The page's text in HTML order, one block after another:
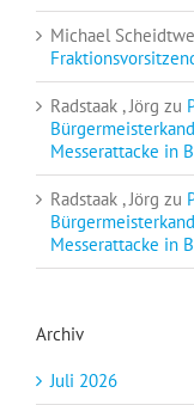
Michael
Radstaak , Jörg zu
Messerattacke in
Radstaak , Jörg zu
Messerattacke in
Archiv
Juli 2026